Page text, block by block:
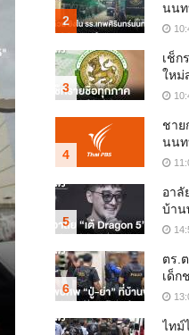
2
นนท
3
เช็ก
ใหม่
4
ชาย
นนท
ยืนยั
5
อาลั
บ้าน
พระ
6
ตร.
เด็ก
รร.
ไทม์